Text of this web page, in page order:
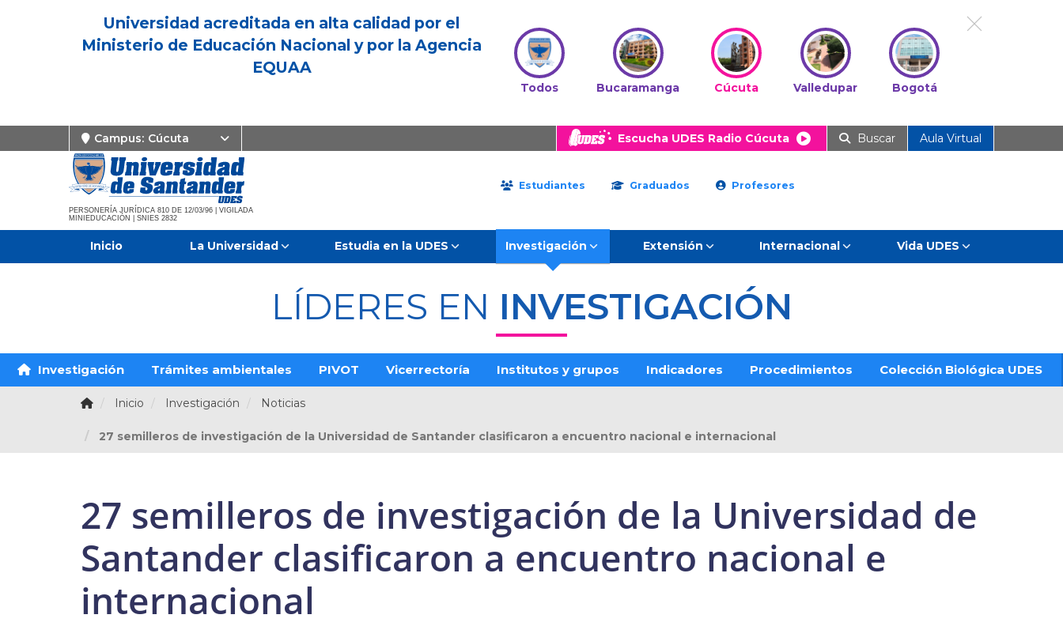
Universidad acreditada en alta calidad por el
Ministerio de Educación Nacional y por la Agencia
EQUAA
Todos Bucaramanga Cúcuta Valledupar Bogotá
Campus: Cúcuta Escucha UDES Radio Cúcuta Buscar Aula Virtual
PERSONERÍA JURÍDICA 810 DE 12/03/96 | VIGILADA
MINIEDUCACIÓN | SNIES 2832
Estudiantes Graduados Profesores
Inicio La Universidad Estudia en la UDES Investigación Extensión Internacional Vida UDES
LÍDERES EN INVESTIGACIÓN
Investigación Trámites ambientales PIVOT Vicerrectoría Institutos y grupos Indicadores Procedimientos Colección Biológica UDES
Inicio Investigación Noticias
27 semilleros de investigación de la Universidad de Santander clasificaron a encuentro nacional e internacional
27 semilleros de investigación de la Universidad de
Santander clasificaron a encuentro nacional e
internacional